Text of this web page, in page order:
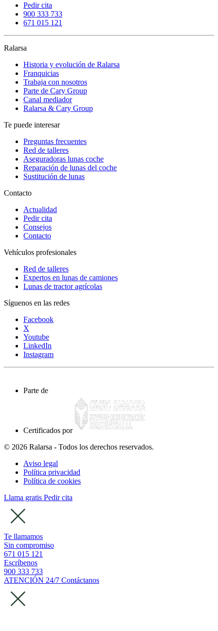
Pedir cita
900 333 733
671 015 121
Ralarsa
Historia y evolución de Ralarsa
Franquicias
Trabaja con nosotros
Parte de Cary Group
Canal mediador
Ralarsa & Cary Group
Te puede interesar
Preguntas frecuentes
Red de talleres
Aseguradoras lunas coche
Reparación de lunas del coche
Sustitución de lunas
Contacto
Actualidad
Pedir cita
Consejos
Contacto
Vehículos profesionales
Red de talleres
Expertos en lunas de camiones
Lunas de tractor agrícolas
Síguenos en las redes
Facebook
X
Youtube
LinkedIn
Instagram
Parte de
Certificados por
© 2026 Ralarsa - Todos los derechos reservados.
Aviso legal
Política privacidad
Política de cookies
Llama gratis Pedir cita
Te llamamos
Sin compromiso
671 015 121
Escríbenos
900 333 733
ATENCIÓN 24/7 Contáctanos